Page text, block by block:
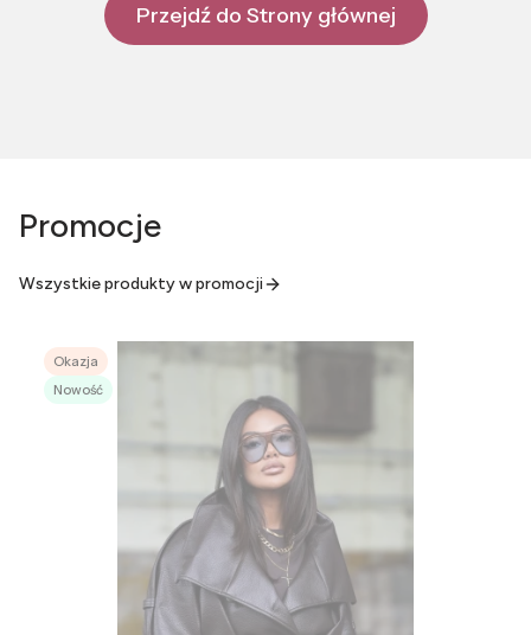
Przejdź do Strony głównej
Promocje
Wszystkie produkty w promocji
Okazja
Nowość